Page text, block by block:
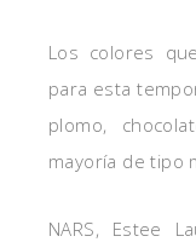
Los colores
para esta
plomo,
mayoría de tipo
NARS, Estee